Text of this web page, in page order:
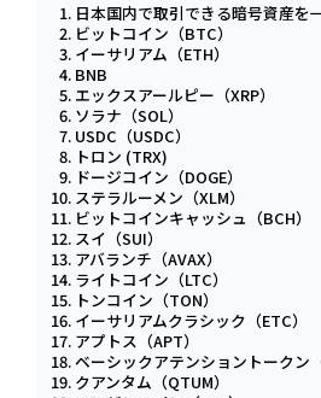
日本国内で取引できる暗号資産を
ビットコイン（BTC）
イーサリアム（ETH）
BNB
エックスアールピー（XRP）
ソラナ（SOL）
USDC（USDC）
トロン (TRX)
ドージコイン（DOGE）
ステラルーメン（XLM）
ビットコインキャッシュ（BCH）
スイ（SUI）
アバランチ（AVAX）
ライトコイン（LTC）
トンコイン（TON）
イーサリアムクラシック（ETC）
アプトス（APT）
ベーシックアテンショントークン
クアンタム（QTUM）